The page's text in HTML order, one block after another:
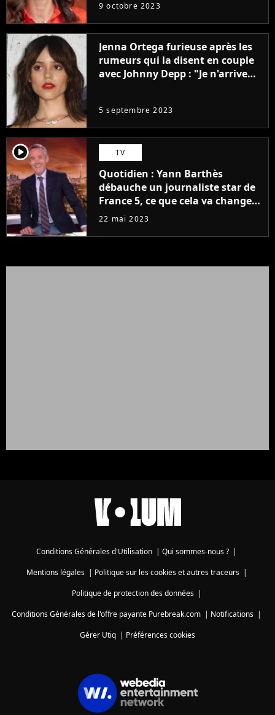
9 octobre 2023
Jenna Ortega furieuse après les
rumeurs qui la disent en couple
avec Johnny Depp : "Je n'arrive
5 septembre 2023
player2 TV
Quotidien : Yann Barthès
débauche un journaliste star de
France 5, ce que cela va changer
à la rentrée
22 mai 2023
Conditions Générales d'Utilisation | Qui sommes-nous ? |
Mentions légales| Politique sur les cookies et autres traceurs|
Politique de protection des données|
Conditions Générales de l'offre payante Purebreak.com | Notifications |
Gérer Utiq | Préférences cookies